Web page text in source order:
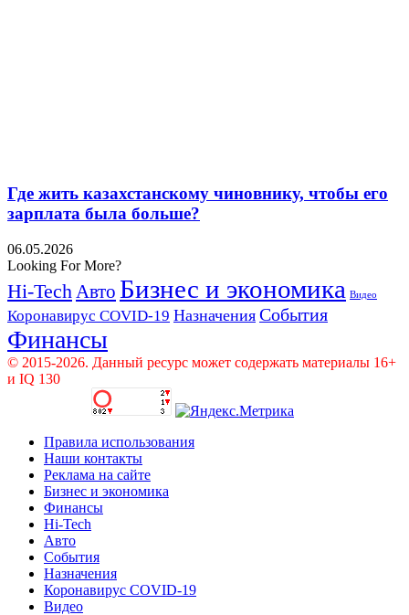
Где жить казахстанскому чиновнику, чтобы его
зарплата была больше?
06.05.2026
Looking For More?
Hi-Tech Авто Бизнес и экономика Видео
Коронавирус COVID-19 Назначения События
Финансы
© 2015-2026. Данный ресурс может содержать материалы 16+
и IQ 130
Правила использования
Наши контакты
Реклама на сайте
Бизнес и экономика
Финансы
Hi-Tech
Авто
События
Назначения
Коронавирус COVID-19
Видео